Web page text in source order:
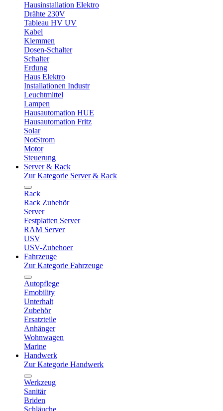
Hausinstallation Elektro
Drähte 230V
Tableau HV UV
Kabel
Klemmen
Dosen-Schalter
Schalter
Erdung
Haus Elektro
Installationen Industr
Leuchtmittel
Lampen
Hausautomation HUE
Hausautomation Fritz
Solar
NotStrom
Motor
Steuerung
Server & Rack
Zur Kategorie Server & Rack
Rack
Rack Zubehör
Server
Festplatten Server
RAM Server
USV
USV-Zubehoer
Fahrzeuge
Zur Kategorie Fahrzeuge
Autopflege
Emobility
Unterhalt
Zubehör
Ersatzteile
Anhänger
Wohnwagen
Marine
Handwerk
Zur Kategorie Handwerk
Werkzeug
Sanitär
Briden
Schläuche